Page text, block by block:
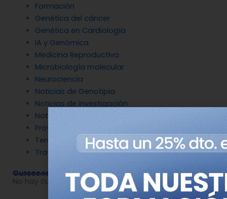
Formación
Genética del cáncer
Genética en Cardiología
IA y Genómica
Medicina Reproductiva
Microbiología molecular
Neurociencia
Noticias de Genotipia
Noticias de investigación
Noticias patrocinadas
Proyectos
Terapia Génica
Tratamientos
Cursos relacionados
No hay cursos relacionados o imágenes disponibles.